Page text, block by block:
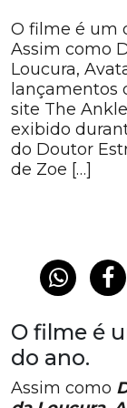
O filme é um
Assim como
Loucura,
lançamentos
site The
exibido
do Doutor
de Zoe […]
O filme é
do ano.
Assim como